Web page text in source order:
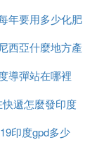
是濕婆神的坐騎
大街小巷隨處
被優待，只有
可以食用、不可
年要用多少化肥
西亞什麼地方產
榴槤
導彈站在哪裡
快遞怎麼發印度
印度gpd多少